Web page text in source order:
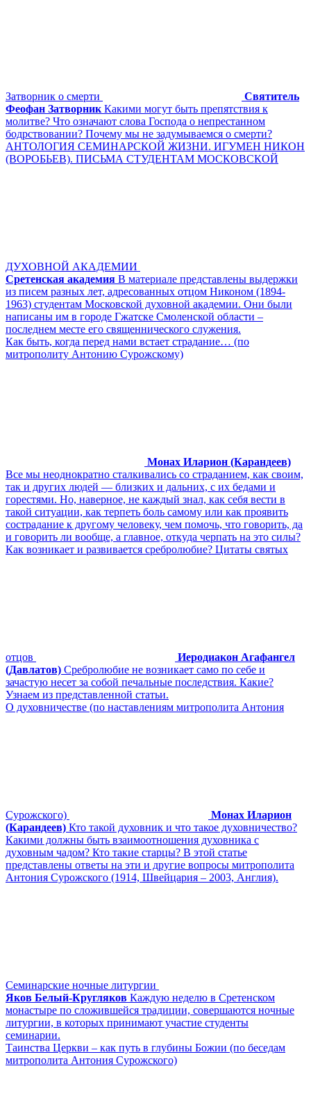
Затворник о смерти
Святитель
Феофан Затворник Какими могут быть препятствия к
молитве? Что означают слова Господа о непрестанном
бодрствовании? Почему мы не задумываемся о смерти?
АНТОЛОГИЯ СЕМИНАРСКОЙ ЖИЗНИ. ИГУМЕН НИКОН
(ВОРОБЬЕВ). ПИСЬМА СТУДЕНТАМ МОСКОВСКОЙ
ДУХОВНОЙ АКАДЕМИИ
Сретенская академия В материале представлены выдержки
из писем разных лет, адресованных отцом Никоном (1894-
1963) студентам Московской духовной академии. Они были
написаны им в городе Гжатске Смоленской области –
последнем месте его священнического служения.
Как быть, когда перед нами встает страдание… (по
митрополиту Антонию Сурожскому)
Монах Иларион (Карандеев)
Все мы неоднократно сталкивались со страданием, как своим,
так и других людей — близких и дальних, с их бедами и
горестями. Но, наверное, не каждый знал, как себя вести в
такой ситуации, как терпеть боль самому или как проявить
сострадание к другому человеку, чем помочь, что говорить, да
и говорить ли вообще, а главное, откуда черпать на это силы?
Как возникает и развивается сребролюбие? Цитаты святых
отцов
Иеродиакон Агафангел
(Давлатов) Сребролюбие не возникает само по себе и
зачастую несет за собой печальные последствия. Какие?
Узнаем из представленной статьи.
О духовничестве (по наставлениям митрополита Антония
Сурожского)
Монах Иларион
(Карандеев) Кто такой духовник и что такое духовничество?
Какими должны быть взаимоотношения духовника с
духовным чадом? Кто такие старцы? В этой статье
представлены ответы на эти и другие вопросы митрополита
Антония Сурожского (1914, Швейцария – 2003, Англия).
Семинарские ночные литургии
Яков Белый-Кругляков Каждую неделю в Сретенском
монастыре по сложившейся традиции, совершаются ночные
литургии, в которых принимают участие студенты
семинарии.
Таинства Церкви – как путь в глубины Божии (по беседам
митрополита Антония Сурожского)